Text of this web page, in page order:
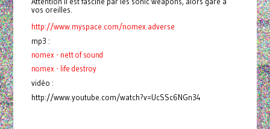
vos oreilles.
http://www.myspace.com/nomex.adverse
mp3 :
nomex - nett of sound
nomex - life destroy
vidéo :
http://www.youtube.com/watch?v=UcSSc6NGn34